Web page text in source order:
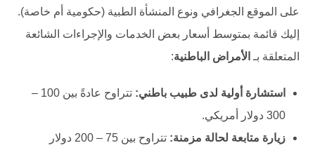
على الموقع الجغرافي ونوع المنشأة الطبية (حكومية أم خاصة).
إليك قائمة بمتوسط أسعار بعض الخدمات والإجراءات الشائعة
المتعلقة بـ الأمراض الباطنية:
استشارة أولية لدى طبيب باطني:
تتراوح عادةً بين 100 –
300 دولار أمريكي.
زيارة متابعة لحالة مزمنة:
تتراوح بين 75 – 200 دولار